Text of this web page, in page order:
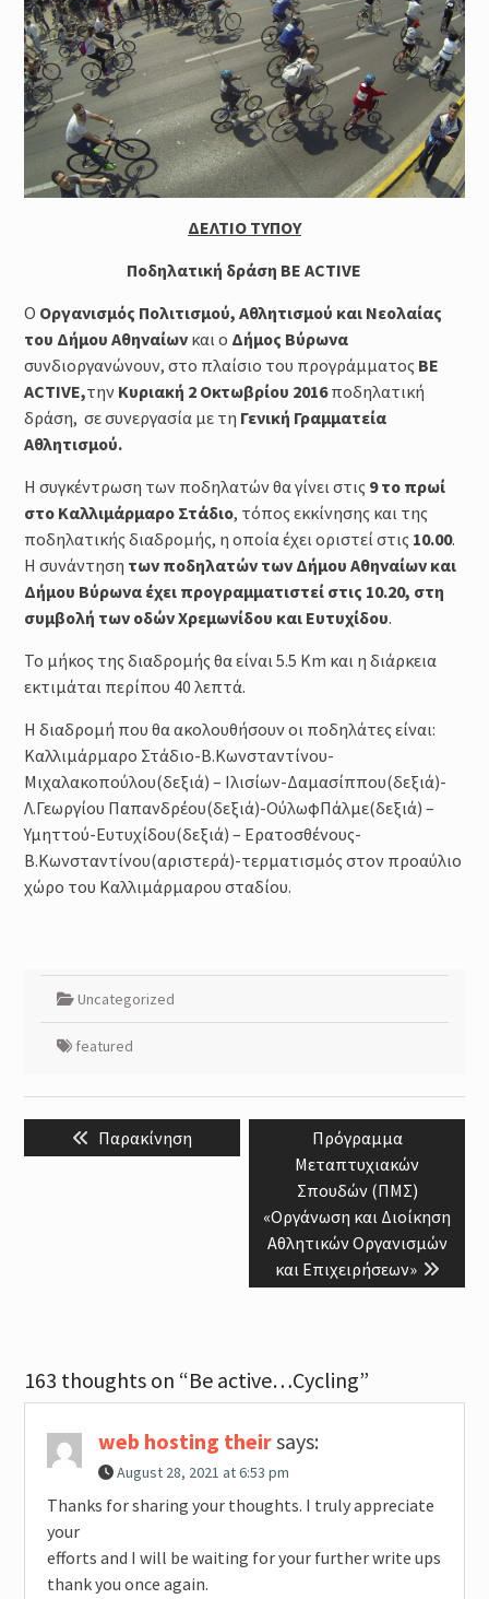
έντασης της προπόνησης :
Φυσιολογικά και Πρακτικά
Ζητήματα
Προπόνηση Τριάθλου :
Περιοδικότητα
Προπόνηση Δύναμης για αθλητές
Τριάθλου
ΔΕΛΤΙΟ ΤΥΠΟΥ
Ποδηλατική δράση BE ACTIVE
Ο Οργανισμός Πολιτισμού, Αθλητισμού και Νεολαίας
του Δήμου Αθηναίωνκαι ο Δήμος Βύρωνα
συνδιοργανώνουν, στο πλαίσιο του προγράμματος BE
ACTIVE,την Κυριακή 2 Οκτωβρίου 2016ποδηλατική
δράση, σε συνεργασία με τη Γενική Γραμματεία
Αθλητισμού.
Η συγκέντρωση των ποδηλατών θα γίνει στις 9 το πρωί
στο Καλλιμάρμαρο Στάδιο, τόπος εκκίνησης και της
ποδηλατικής διαδρομής, η οποία έχει οριστεί στις 10.00.
Η συνάντηση των ποδηλατών των Δήμου Αθηναίων και
Δήμου Βύρωνα έχει προγραμματιστεί στις 10.20, στη
συμβολή των οδών Χρεμωνίδου και Ευτυχίδου.
Το μήκος της διαδρομής θα είναι 5.5 Km και η διάρκεια
εκτιμάται περίπου 40 λεπτά.
Η διαδρομή που θα ακολουθήσουν οι ποδηλάτες είναι:
Καλλιμάρμαρο Στάδιο-Β.Κωνσταντίνου-
Μιχαλακοπούλου(δεξιά) – Ιλισίων-Δαμασίππου(δεξιά)-
Λ.Γεωργίου Παπανδρέου(δεξιά)-ΟύλωφΠάλμε(δεξιά) –
Υμηττού-Ευτυχίδου(δεξιά) – Ερατοσθένους-
Β.Κωνσταντίνου(αριστερά)-τερματισμός στον προαύλιο
χώρο του Καλλιμάρμαρου σταδίου.
Uncategorized
featured
Post
navigationPrevious
post:
Παρακίνηση
Next
post:
Πρόγραμμα
Μεταπτυχιακών
Σπουδών (ΠΜΣ)
«Οργάνωση και Διοίκηση
Αθλητικών Οργανισμών
και Επιχειρήσεων»
163 thoughts on “Be active…Cycling”
web hosting theirsays:
August 28, 2021 at 6:53 pm
Thanks for sharing your thoughts. I truly appreciate
your
efforts and I will be waiting for your further write ups
thank you once again.